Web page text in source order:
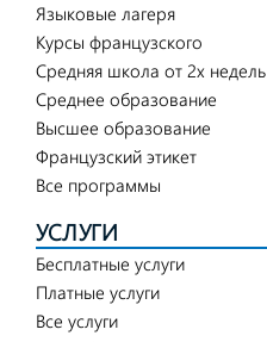
Языковые лагеря
Курсы французского
Средняя школа от 2х недель
Среднее образование
Высшее образование
Французский этикет
Все программы
УСЛУГИ
Бесплатные услуги
Платные услуги
Все услуги